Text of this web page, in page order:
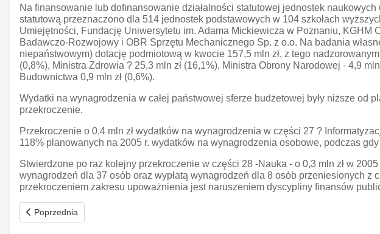
Na finansowanie lub dofinansowanie działalności statutowej jednostek
statutową przeznaczono dla 514 jednostek podstawowych w 104 szkołach
Umiejętności, Fundację Uniwersytetu im. Adama Mickiewicza w Poznaniu, KGHM
Badawczo-Rozwojowy i OBR Sprzętu Mechanicznego Sp. z o.o. Na badania
niepaństwowym) dotację podmiotową w kwocie 157,5 mln zł, z tego
(0,8%), Ministra Zdrowia ? 25,3 mln zł (16,1%), Ministra Obrony Narodowej - 4,9
Budownictwa 0,9 mln zł (0,6%).
Wydatki na wynagrodzenia w całej państwowej sferze budżetowej były niższe
przekroczenie.
Przekroczenie o 0,4 mln zł wydatków na wynagrodzenia w części 27 ?
118% planowanych na 2005 r. wydatków na wynagrodzenia osobowe, podczas
Stwierdzone po raz kolejny przekroczenie w części 28 -Nauka - o 0,3 mln zł w
wynagrodzeń dla 37 osób oraz wypłatą wynagrodzeń dla 8 osób przeniesionych
przekroczeniem zakresu upoważnienia jest naruszeniem dyscypliny finansów
Poprzednia strona: Zagadkowe rezerwy
Poprzednia